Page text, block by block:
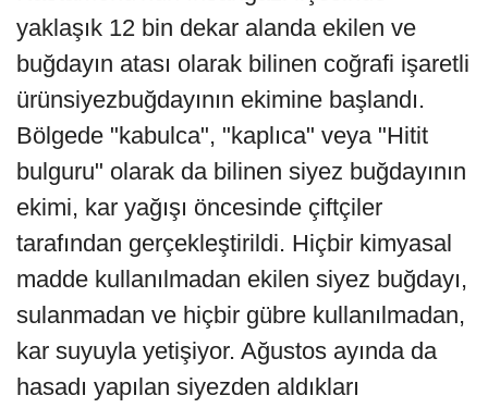
yaklaşık 12 bin dekar alanda ekilen ve
buğdayın atası olarak bilinen coğrafi işaretli
ürünsiyezbuğdayının ekimine başlandı.
Bölgede "kabulca", "kaplıca" veya "Hitit
bulguru" olarak da bilinen siyez buğdayının
ekimi, kar yağışı öncesinde çiftçiler
tarafından gerçekleştirildi. Hiçbir kimyasal
madde kullanılmadan ekilen siyez buğdayı,
sulanmadan ve hiçbir gübre kullanılmadan,
kar suyuyla yetişiyor. Ağustos ayında da
hasadı yapılan siyezden aldıkları